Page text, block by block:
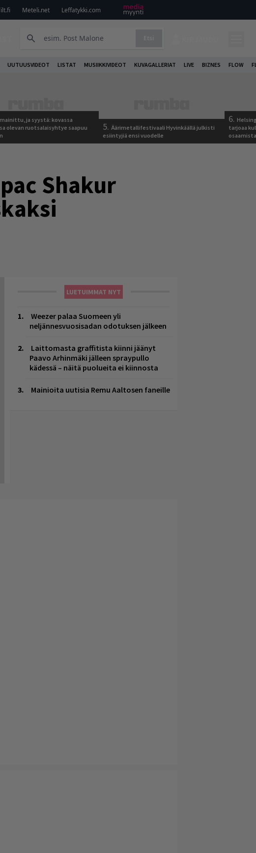
Meteli.net Leffatykki.com
UUTUUSVIDEOT LISTAT MUSIIKKIVIDEOT KUVAGALLERIAT LIVE BIZNES FLOW
ja syystä: kovassa
olevan ruotsalaisyhtye saapuu
5. Äärimetallifestivaali Hyvinkäällä julkisti
esiintyjiä ensi vuodelle
6.
tarjoaa
Shakur
LUETUIMMAT NYT
Weezer palaa Suomeen yli
neljännesvuosisadan odotuksen jälkeen
Laittomasta graffitista kiinni jäänyt
Paavo Arhinmäki jälleen spraypullo
kädessä – näitä puolueita ei kiinnosta
Mainioita uutisia Remu Aaltosen faneille